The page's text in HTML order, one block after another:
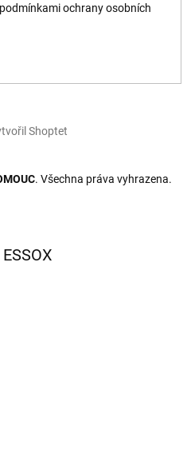
podmínkami ochrany osobních
Shoptet
. Všechna práva vyhrazena.